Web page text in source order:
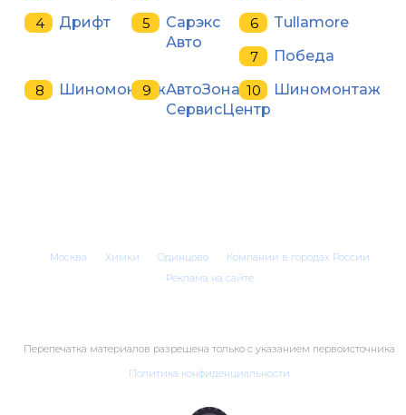
Дрифт
Сарэкс
Авто
Tullamore
Победа
ШиномонтажАвтоЗона
СервисЦентр
Шиномонтаж
Москва Химки Одинцово
Компании в городах России
Реклама на сайте
Перепечатка материалов разрешена только с указанием первоисточника
Политика конфиденциальности